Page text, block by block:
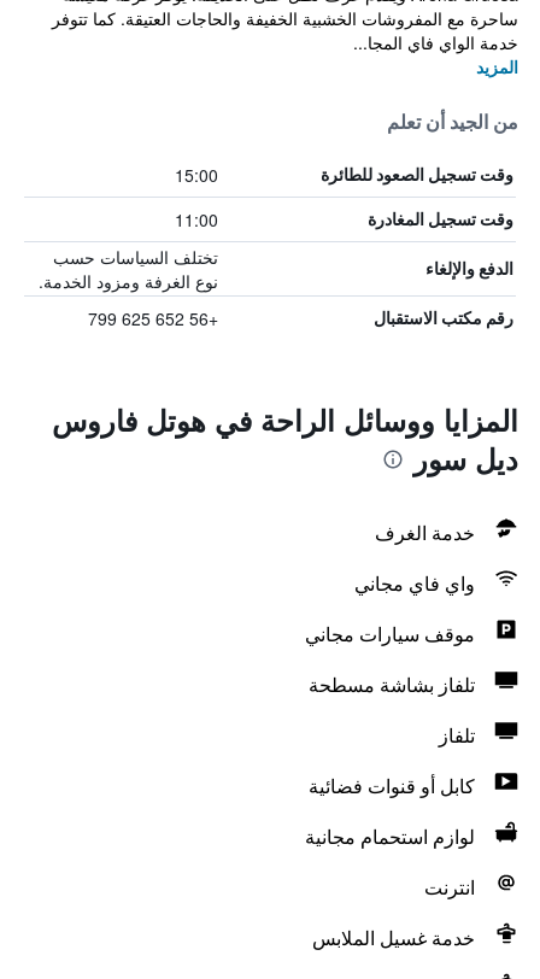
ساحرة مع المفروشات الخشبية الخفيفة والحاجات العتيقة. كما تتوفر
خدمة الواي فاي المجا...
المزيد
من الجيد أن تعلم
وقت تسجيل الصعود للطائرة 15:00
وقت تسجيل المغادرة 11:00
الدفع والإلغاء
تختلف السياسات حسب
نوع الغرفة ومزود الخدمة.
رقم مكتب الاستقبال +56 652 625 799
المزايا ووسائل الراحة في هوتل فاروس
ديل سور
خدمة الغرف
واي فاي مجاني
موقف سيارات مجاني
تلفاز بشاشة مسطحة
تلفاز
كابل أو قنوات فضائية
لوازم استحمام مجانية
انترنت
خدمة غسيل الملابس